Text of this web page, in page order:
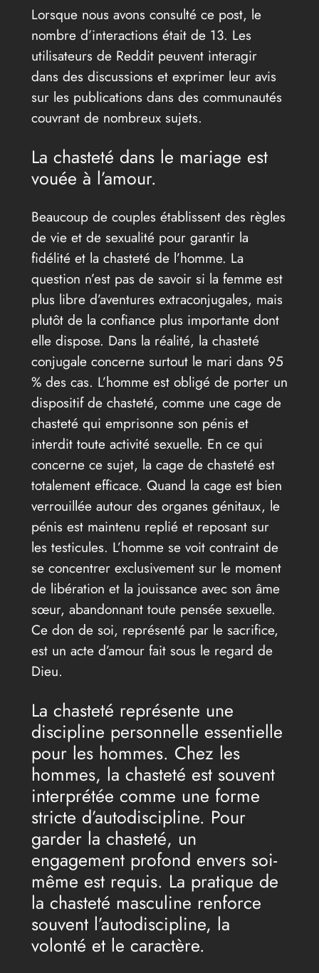
Lorsque nous avons consulté ce post, le
nombre d’interactions était de 13. Les
utilisateurs de Reddit peuvent interagir
dans des discussions et exprimer leur avis
sur les publications dans des communautés
couvrant de nombreux sujets.
La chasteté dans le mariage est
vouée à l’amour.
Beaucoup de couples établissent des règles
de vie et de sexualité pour garantir la
fidélité et la chasteté de l’homme. La
question n’est pas de savoir si la femme est
plus libre d’aventures extraconjugales, mais
plutôt de la confiance plus importante dont
elle dispose. Dans la réalité, la chasteté
conjugale concerne surtout le mari dans 95
% des cas. L’homme est obligé de porter un
dispositif de chasteté, comme une cage de
chasteté qui emprisonne son pénis et
interdit toute activité sexuelle. En ce qui
concerne ce sujet, la cage de chasteté est
totalement efficace. Quand la cage est bien
verrouillée autour des organes génitaux, le
pénis est maintenu replié et reposant sur
les testicules. L’homme se voit contraint de
se concentrer exclusivement sur le moment
de libération et la jouissance avec son âme
sœur, abandonnant toute pensée sexuelle.
Ce don de soi, représenté par le sacrifice,
est un acte d’amour fait sous le regard de
Dieu.
La chasteté représente une
discipline personnelle essentielle
pour les hommes. Chez les
hommes, la chasteté est souvent
interprétée comme une forme
stricte d’autodiscipline. Pour
garder la chasteté, un
engagement profond envers soi-
même est requis. La pratique de
la chasteté masculine renforce
souvent l’autodiscipline, la
volonté et le caractère.